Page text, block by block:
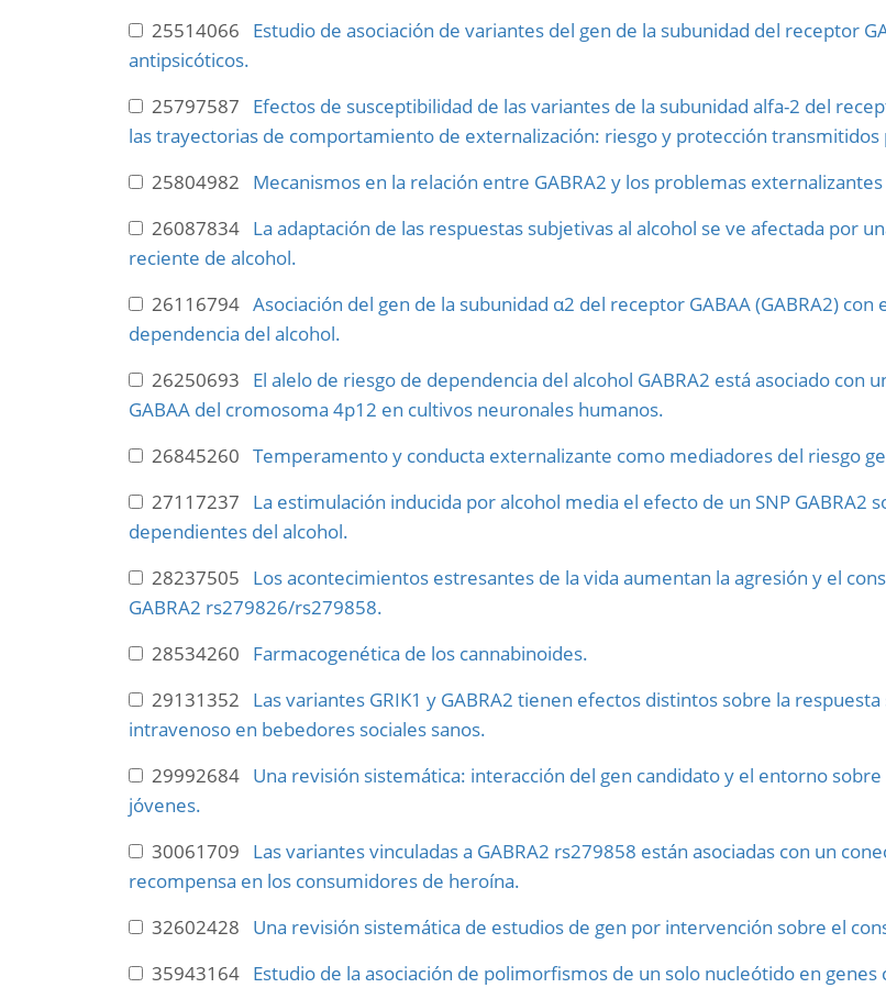
25514066 Estudio de asociación de variantes del gen de la subunidad del receptor
antipsicóticos.
25797587 Efectos de susceptibilidad de las variantes de la subunidad alfa-2 del
las trayectorias de comportamiento de externalización: riesgo y protección
25804982 Mecanismos en la relación entre GABRA2 y los problemas
26087834 La adaptación de las respuestas subjetivas al alcohol se ve afectada por
reciente de alcohol.
26116794 Asociación del gen de la subunidad α2 del receptor GABAA (GABRA2)
dependencia del alcohol.
26250693 El alelo de riesgo de dependencia del alcohol GABRA2 está asociado con
GABAA del cromosoma 4p12 en cultivos neuronales humanos.
26845260 Temperamento y conducta externalizante como mediadores del riesgo
27117237 La estimulación inducida por alcohol media el efecto de un SNP
dependientes del alcohol.
28237505 Los acontecimientos estresantes de la vida aumentan la agresión y el
GABRA2 rs279826/rs279858.
28534260 Farmacogenética de los cannabinoides.
29131352 Las variantes GRIK1 y GABRA2 tienen efectos distintos sobre la
intravenoso en bebedores sociales sanos.
29992684 Una revisión sistemática: interacción del gen candidato y el entorno
jóvenes.
30061709 Las variantes vinculadas a GABRA2 rs279858 están asociadas con un
recompensa en los consumidores de heroína.
32602428 Una revisión sistemática de estudios de gen por intervención sobre el
35943164 Estudio de la asociación de polimorfismos de un solo nucleótido en